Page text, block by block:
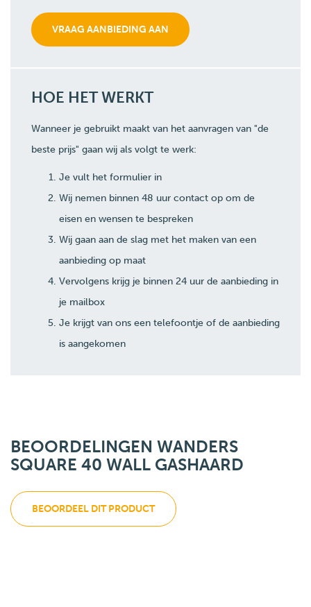
HOE HET WERKT
Wanneer je gebruikt maakt van het aanvragen van "de
beste prijs" gaan wij als volgt te werk:
Je vult het formulier in
Wij nemen binnen 48 uur contact op om de
eisen en wensen te bespreken
Wij gaan aan de slag met het maken van een
aanbieding op maat
Vervolgens krijg je binnen 24 uur de aanbieding in
je mailbox
Je krijgt van ons een telefoontje of de aanbieding
is aangekomen
BEOORDELINGEN WANDERS
SQUARE 40 WALL GASHAARD
BEOORDEEL DIT PRODUCT